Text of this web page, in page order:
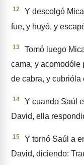
12
Y descolgó
fue, y huyó, y
13
Tomó luego
cama, y acomodóle
de cabra, y cubrióla
14
Y cuando Saúl
David, ella
15
Y tornó Saúl a
David, diciendo: